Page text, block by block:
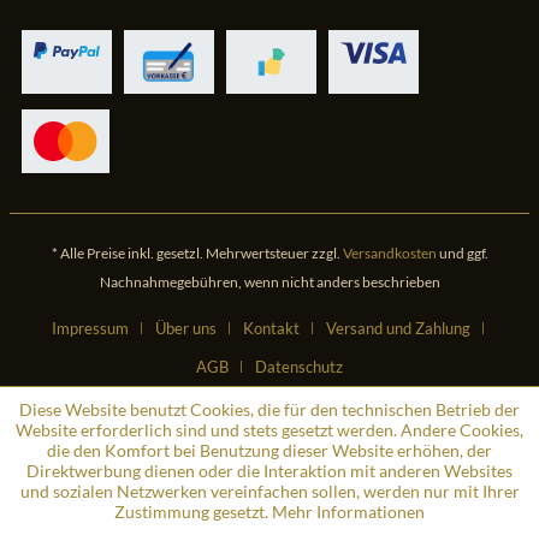
* Alle Preise inkl. gesetzl. Mehrwertsteuer zzgl. Versandkosten und ggf.
Nachnahmegebühren, wenn nicht anders beschrieben
Impressum Über uns Kontakt
Versand und Zahlung
AGB
Datenschutz
Diese Website benutzt Cookies, die für den technischen Betrieb der
Website erforderlich sind und stets gesetzt werden. Andere Cookies,
die den Komfort bei Benutzung dieser Website erhöhen, der
Direktwerbung dienen oder die Interaktion mit anderen Websites
und sozialen Netzwerken vereinfachen sollen, werden nur mit Ihrer
Zustimmung gesetzt. Mehr Informationen